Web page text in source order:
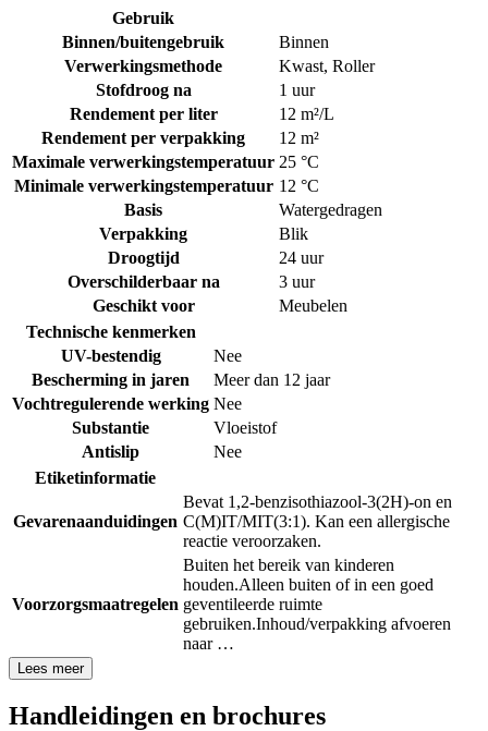
Gebruik
Binnen/buitengebruik
Binnen
Verwerkingsmethode
Kwast, Roller
Stofdroog na
1 uur
Rendement per liter
12 m²/L
Rendement per verpakking
12 m²
Maximale verwerkingstemperatuur 25 °C
Minimale verwerkingstemperatuur 12 °C
Basis
Watergedragen
Verpakking
Blik
Droogtijd
24 uur
Overschilderbaar na
3 uur
Geschikt voor
Meubelen
Technische kenmerken
UV-bestendig
Nee
Bescherming in jaren
Meer dan 12 jaar
Vochtregulerende werking Nee
Substantie
Vloeistof
Antislip
Nee
Etiketinformatie
Gevarenaanduidingen
Bevat 1,2-benzisothiazool-3(2H)-on en
C(M)IT/MIT(3:1). Kan een allergische
reactie veroorzaken.
Voorzorgsmaatregelen
Buiten het bereik van kinderen
houden.Alleen buiten of in een goed
geventileerde ruimte
gebruiken.Inhoud/verpakking afvoeren
naar …
Lees meer
Handleidingen en brochures